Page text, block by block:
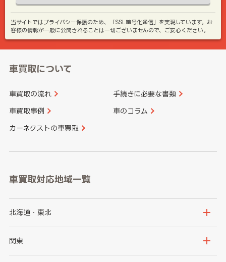
当サイトではプライバシー保護のため、「SSL暗号化通信」を実現しています。お
客様の情報が一般に公開されることは一切ございませんので、ご安心ください。
車買取について
車買取の流れ 手続きに必要な書類
車買取事例 車のコラム
カーネクストの車買取
車買取対応地域一覧
北海道・東北
北海道
関東